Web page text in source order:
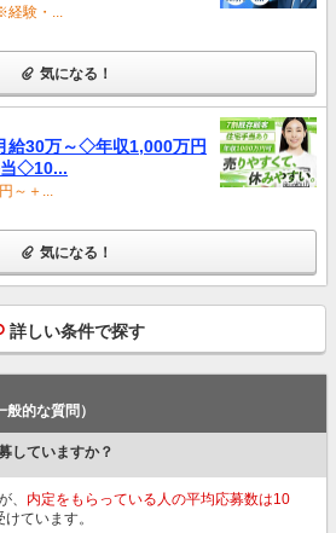
験・...
気になる！
30万～◇年収1,000万円
◇10...
～＋...
気になる！
詳しい条件で探す
的な質問）
していますか？
、 内定をもらっている人の平均応募数は10
けています。